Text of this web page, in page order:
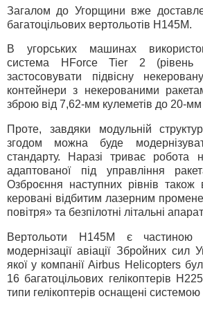
Загалом до Угорщини вже
багатоцільових вертольотів H145M.
В угорських машинах
система HForce Tier 2
застосовувати підвісну
контейнери з некерованими
зброю від 7,62-мм кулеметів до 20-мм
Проте, завдяки модульній
згодом можна буде
стандарту. Наразі триває
адаптованої під управління
Озброєння наступних рівнів також
керовані відбитим лазерним
повітря» та безпілотні літальні
Вертольоти H145M є частиною
модернізації авіації Збройних
якої у компанії Airbus Helicopters
16 багатоцільових гелікоптерів
типи гелікоптерів оснащені